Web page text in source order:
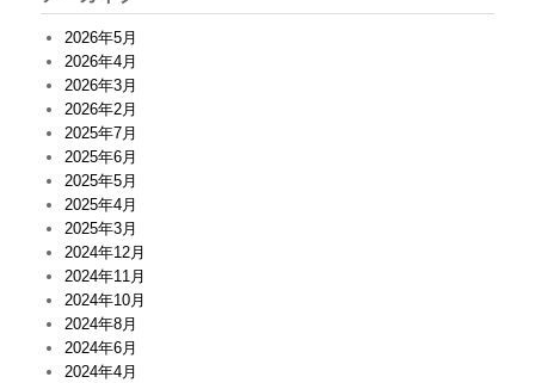
2026年5月
2026年4月
2026年3月
2026年2月
2025年7月
2025年6月
2025年5月
2025年4月
2025年3月
2024年12月
2024年11月
2024年10月
2024年8月
2024年6月
2024年4月